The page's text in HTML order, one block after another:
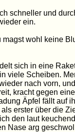
schneller und
ein.
magst wohl keine
sich in eine
viele Scheiben.
nach vorn,
kracht gegen
Äpfel fällt auf
erster über die
den laut
Nase arg